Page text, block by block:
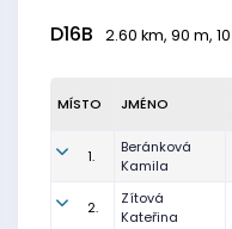
D16B 2.60 km, 90 m,
MÍSTO JMÉNO
1.
Beránková
Kamila
2.
Zítová
Kateřina